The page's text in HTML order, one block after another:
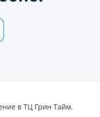
в ТЦ Грин Тайм.